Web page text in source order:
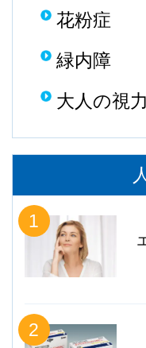
花粉症
緑内障
大人の視力
1
2